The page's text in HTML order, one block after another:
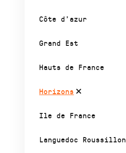
Côte d’azur
Grand Est
Hauts de France
Horizons
Ile de France
Languedoc Roussillon